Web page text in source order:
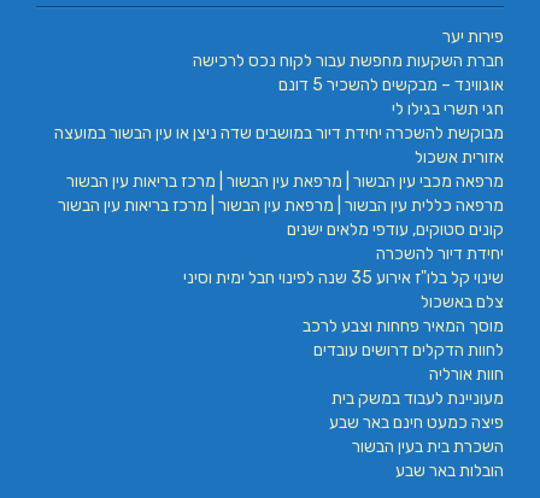
פירות יער
חברת השקעות מחפשת עבור לקוח נכס לרכישה
אוגווינד – מבקשים להשכיר 5 דונם
חגי תשרי בגילו לי
מבוקשת להשכרה יחידת דיור במושבים שדה ניצן או עין הבשור במועצה
אזורית אשכול
מרפאה מכבי עין הבשור | מרפאת עין הבשור | מרכז בריאות עין הבשור
מרפאה כללית עין הבשור | מרפאת עין הבשור | מרכז בריאות עין הבשור
קונים סטוקים, עודפי מלאים ישנים
יחידת דיור להשכרה
שינוי קל בלו"ז אירוע 35 שנה לפינוי חבל ימית וסיני
צלם באשכול
מוסך המאיר פחחות וצבע לרכב
לחוות הדקלים דרושים עובדים
חוות אורליה
מעוניינת לעבוד במשק בית
פיצה כמעט חינם באר שבע
השכרת בית בעין הבשור
הובלות באר שבע